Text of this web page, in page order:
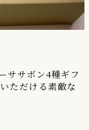
ササボン4種ギフ
ただける素敵な